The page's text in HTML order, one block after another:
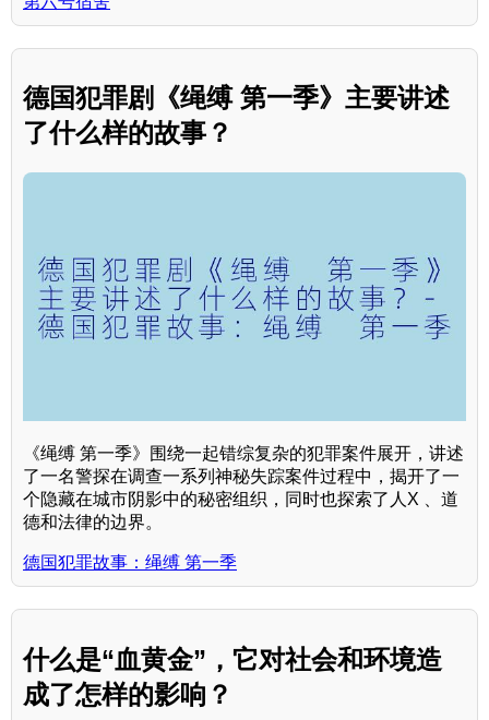
德国犯罪剧《绳缚 第一季》主要讲述
了什么样的故事？
《绳缚 第一季》围绕一起错综复杂的犯罪案件展开，讲述
了一名警探在调查一系列神秘失踪案件过程中，揭开了一
个隐藏在城市阴影中的秘密组织，同时也探索了人X 、道
德和法律的边界。
德国犯罪故事：绳缚 第一季
什么是“血黄金”，它对社会和环境造
成了怎样的影响？